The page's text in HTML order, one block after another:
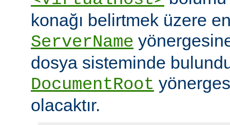
konağı belirtmek üzere
ServerName
dosya sisteminde
DocumentRoot
olacaktır.